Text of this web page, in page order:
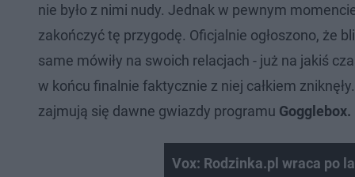
nie było z nimi nudy. Jednak w pewnym
zakończyć tę przygodę. Oficjalnie ogłoszono, że
same mówiły na swoich relacjach - już na jakiś
w końcu finalnie faktycznie z niej całkiem
zajmują się dawne gwiazdy programu
Vox: Rodzinka.pl wraca po